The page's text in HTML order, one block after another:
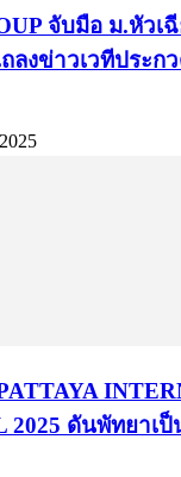
จับมือ ม.หัวเ
งข่าวเวทีประกว
2025 ดันพัทยาเป็